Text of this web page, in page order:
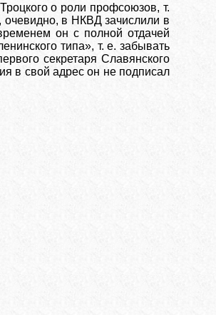
о роли профсоюзов, т.
очевидно, в НКВД зачислили в
он с полной отдачей
типа», т. е. забывать
секретаря Славянского
в свой адрес он не подписал